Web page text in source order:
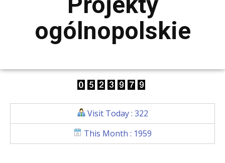
ogólnopolskie
Visit Today : 322
This Month : 1959